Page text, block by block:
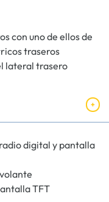
con uno de ellos de
traseros
lateral trasero
digital y pantalla
TFT